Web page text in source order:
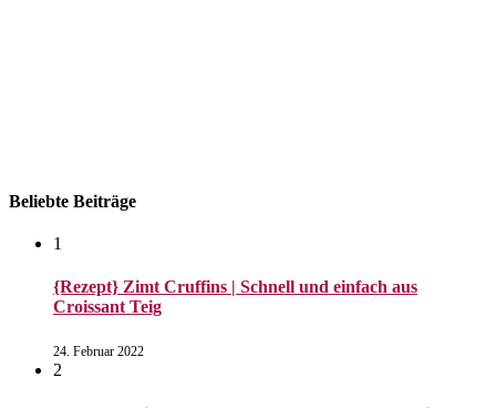
Beliebte Beiträge
1
{Rezept} Zimt Cruffins | Schnell und einfach aus
Croissant Teig
24. Februar 2022
2